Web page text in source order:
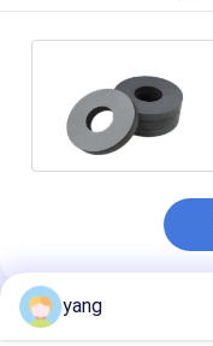
추천된 제품
yang